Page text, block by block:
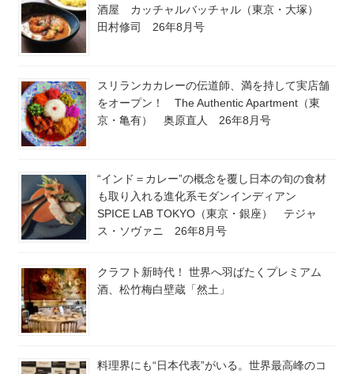
酒屋 カッチャルバッチャル（東京・大塚）
田村修司 26年8月号
スリランカカレーの伝道師、満を持して実店舗
をオープン！ The Authentic Apartment（東
京・亀有） 奥原直人 26年8月号
“インド＝カレー”の概念を覆し日本の旬の食材
も取り入れる進化系モダンインディアン
SPICE LAB TOKYO（東京・銀座） テジャ
ス・ソヴァニ 26年8月号
クラフト新時代！ 世界へ羽ばたくプレミアム
酒、松竹梅白壁蔵「然土」
料理界にも“日本代表”がいる。世界最高峰のコ